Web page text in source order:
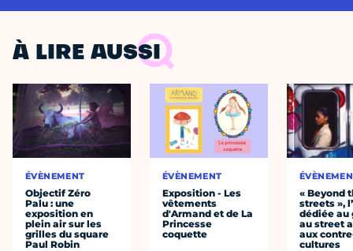
À LIRE AUSSI
ÉVÈNEMENT
Objectif Zéro
Palu : une
exposition en
plein air sur les
grilles du square
Paul Robin
ÉVÈNEMENT
Exposition - Les
vêtements
d'Armand et de La
Princesse
coquette
« Beyond
streets »,
dédiée au
au street
aux
cultures